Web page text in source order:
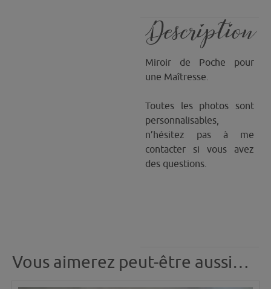
Description
Miroir de Poche pour
une Maîtresse.
Toutes les photos sont
personnalisables,
n’hésitez pas à me
contacter si vous avez
des questions.
Vous aimerez peut-être aussi…